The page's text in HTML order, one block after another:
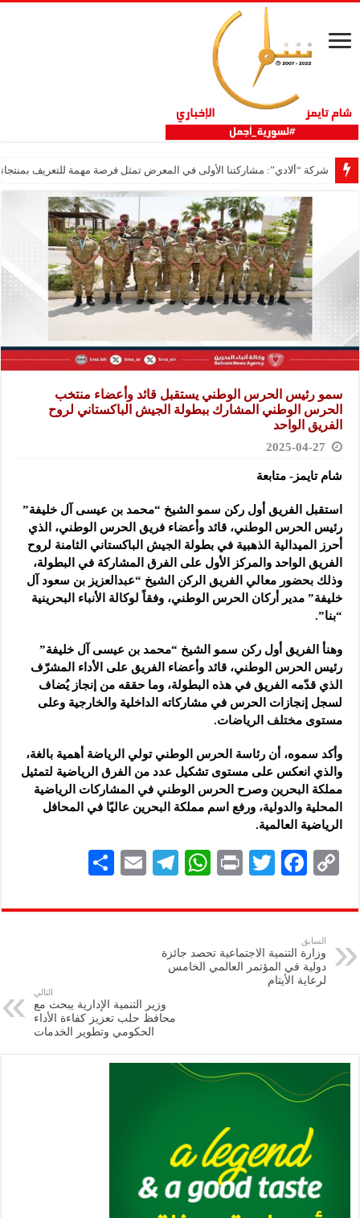
شركة “ألادي”: مشاركتنا الأولى في المعرض تمثل فرصة مهمة للتعريف
سمو رئيس الحرس الوطني يستقبل قائد وأعضاء منتخب
الحرس الوطني المشارك ببطولة الجيش الباكستاني لروح
الفريق الواحد
2025-04-27
شام تايمز- متابعة
استقبل الفريق أول ركن سمو الشيخ “محمد بن عيسى آل خليفة”
رئيس الحرس الوطني، قائد وأعضاء فريق الحرس الوطني، الذي
أحرز الميدالية الذهبية في بطولة الجيش الباكستاني الثامنة لروح
الفريق الواحد والمركز الأول على الفرق المشاركة في البطولة،
وذلك بحضور معالي الفريق الركن الشيخ “عبدالعزيز بن سعود آل
خليفة” مدير أركان الحرس الوطني، وفقاً لوكالة الأنباء البحرينية
“بنا”.
وهنأ الفريق أول ركن سمو الشيخ “محمد بن عيسى آل خليفة”
رئيس الحرس الوطني، قائد وأعضاء الفريق على الأداء المشرّف
الذي قدّمه الفريق في هذه البطولة، وما حققه من إنجاز يُضاف
لسجل إنجازات الحرس في مشاركاته الداخلية والخارجية وعلى
مستوى مختلف الرياضات.
وأكد سموه، أن رئاسة الحرس الوطني تولي الرياضة أهمية بالغة،
والذي انعكس على مستوى تشكيل عدد من الفرق الرياضية لتمثيل
مملكة البحرين وصرح الحرس الوطني في المشاركات الرياضية
المحلية والدولية، ورفع اسم مملكة البحرين عاليًا في المحافل
الرياضية العالمية.
C
p
y
Li
n
F
eb
k
T
tt
P
nt
W
at
A
p
Te
gr
E
ai
ar
السابق
وزارة التنمية الاجتماعية تحصد جائزة
دولية في المؤتمر العالمي الخامس
لرعاية الأيتام
التالي
وزير التنمية الإدارية يبحث مع
محافظ حلب تعزيز كفاءة الأداء
الحكومي وتطوير الخدمات